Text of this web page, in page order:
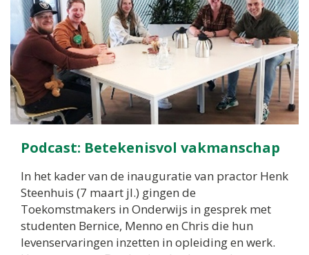
Podcast: Betekenisvol vakmanschap
In het kader van de inauguratie van practor Henk
Steenhuis (7 maart jl.) gingen de
Toekomstmakers in Onderwijs in gesprek met
studenten Bernice, Menno en Chris die hun
levenservaringen inzetten in opleiding en werk.